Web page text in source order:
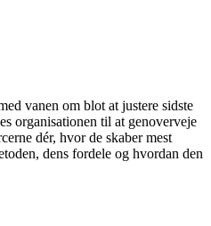
vanen om blot at justere sidste
organisationen til at genoverveje
dér, hvor de skaber mest
dens fordele og hvordan den